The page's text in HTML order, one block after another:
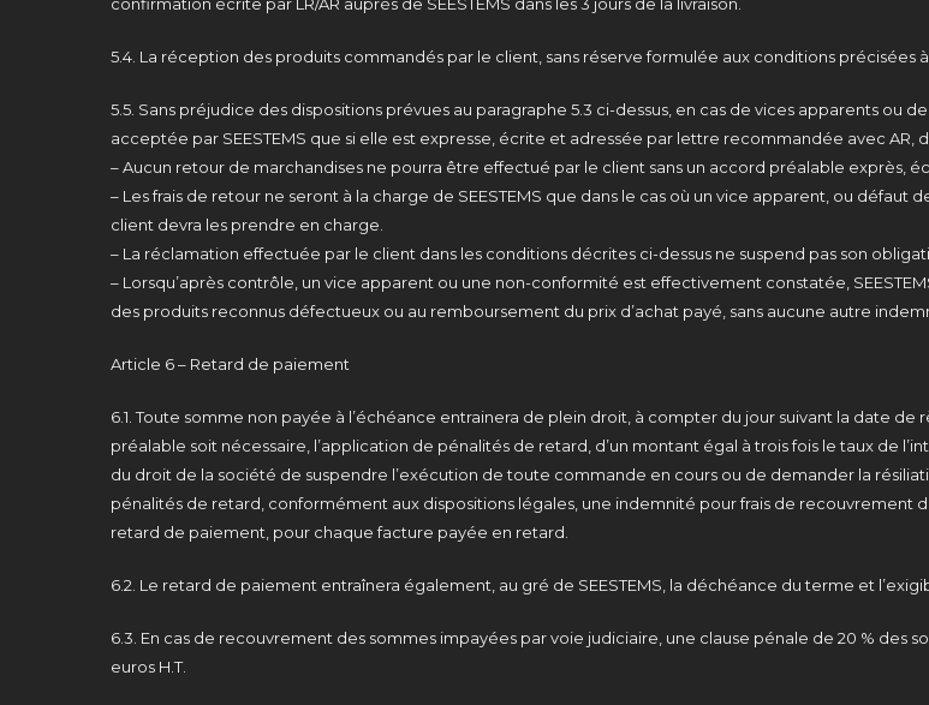
5.4. La réception des produits commandés par le client, sans réserve formulée aux conditions précisées
5.5. Sans préjudice des dispositions prévues au paragraphe 5.3 ci-dessus, en cas de vices apparents
acceptée par SEESTEMS que si elle est expresse, écrite et adressée par lettre recommandée avec AR,
– Aucun retour de marchandises ne pourra être effectué par le client sans un accord préalable exprès,
– Les frais de retour ne seront à la charge de SEESTEMS que dans le cas où un vice apparent, ou
client devra les prendre en charge.
– La réclamation effectuée par le client dans les conditions décrites ci-dessus ne suspend pas son
– Lorsqu’après contrôle, un vice apparent ou une non-conformité est effectivement constatée,
des produits reconnus défectueux ou au remboursement du prix d’achat payé, sans aucune autre
Article 6 – Retard de paiement
6.1. Toute somme non payée à l’échéance entrainera de plein droit, à compter du jour suivant la date
préalable soit nécessaire, l’application de pénalités de retard, d’un montant égal à trois fois le taux de
du droit de la société de suspendre l’exécution de toute commande en cours ou de demander la
pénalités de retard, conformément aux dispositions légales, une indemnité pour frais de recouvrement
retard de paiement, pour chaque facture payée en retard.
6.2. Le retard de paiement entraînera également, au gré de SEESTEMS, la déchéance du terme et
6.3. En cas de recouvrement des sommes impayées par voie judiciaire, une clause pénale de 20 % des
euros H.T.